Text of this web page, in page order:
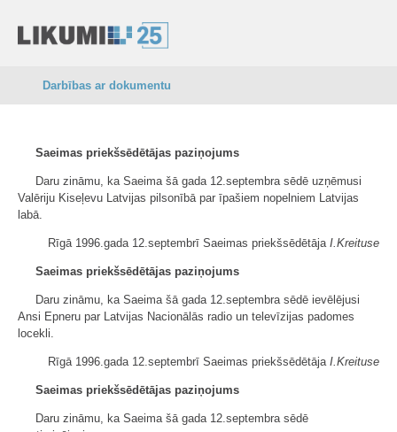
Darbības ar dokumentu
Saeimas priekšsēdētājas paziņojums
Daru zināmu, ka Saeima šā gada 12.septembra sēdē uzņēmusi
Valēriju Kiseļevu Latvijas pilsonībā par īpašiem nopelniem Latvijas
labā.
Rīgā 1996.gada 12.septembrī Saeimas priekšsēdētāja I.Kreituse
Saeimas priekšsēdētājas paziņojums
Daru zināmu, ka Saeima šā gada 12.septembra sēdē ievēlējusi
Ansi Epneru par Latvijas Nacionālās radio un televīzijas padomes
locekli.
Rīgā 1996.gada 12.septembrī Saeimas priekšsēdētāja I.Kreituse
Saeimas priekšsēdētājas paziņojums
Daru zināmu, ka Saeima šā gada 12.septembra sēdē